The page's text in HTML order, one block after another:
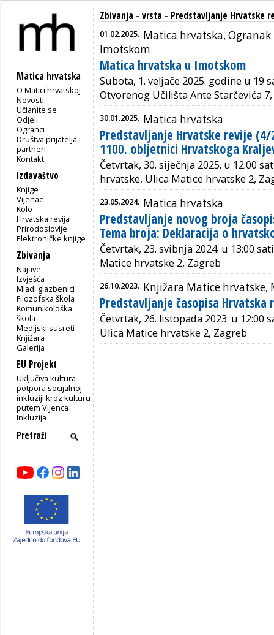
Matica hrvatska
O Matici hrvatskoj
Novosti
Učlanite se
Odjeli
Ogranci
Društva prijatelja i
partneri
Kontakt
Izdavaštvo
Knjige
Vijenac
Kolo
Hrvatska revija
Prirodoslovlje
Elektroničke knjige
Zbivanja
Najave
Izvješća
Mladi glazbenici
Filozofska škola
Komunikološka
škola
Medijski susreti
Knjižara
Galerija
EU Projekt
Uključiva kultura -
potpora socijalnoj
inkluziji kroz kulturu
putem Vijenca
Inkluzija
Zbivanja - vrsta - Predstavljanje Hrvatske
01.02.2025. Matica hrvatska,
Imotskom
Matica hrvatska u Imotskom
Subota, 1. veljače 2025. godine u 19
Otvorenog Učilišta Ante Starčevića
30.01.2025. Matica hrvatska
Predstavljanje Hrvatske revije (4/
1100. obljetnici Hrvatskoga
Četvrtak, 30. siječnja 2025. u 12:00
hrvatske, Ulica Matice hrvatske 2,
23.05.2024. Matica hrvatska
Predstavljanje novog broja
Tema broja: Deklaracija o
Četvrtak, 23. svibnja 2024. u 13:00
Matice hrvatske 2, Zagreb
26.10.2023. Knjižara Matice hrvatske,
Predstavljanje časopisa Hrvatska
Četvrtak, 26. listopada 2023. u 12:00
Ulica Matice hrvatske 2, Zagreb